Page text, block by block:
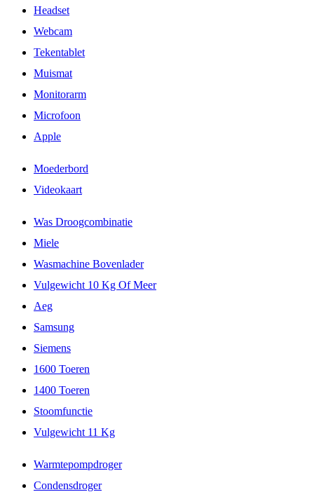
Headset
Webcam
Tekentablet
Muismat
Monitorarm
Microfoon
Apple
Moederbord
Videokaart
Was Droogcombinatie
Miele
Wasmachine Bovenlader
Vulgewicht 10 Kg Of Meer
Aeg
Samsung
Siemens
1600 Toeren
1400 Toeren
Stoomfunctie
Vulgewicht 11 Kg
Warmtepompdroger
Condensdroger